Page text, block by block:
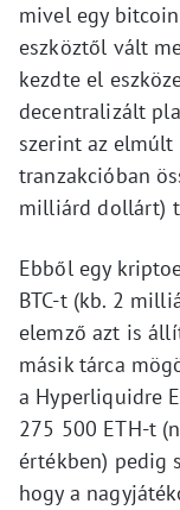
mivel egy
eszköztől vált
kezdte el
decentralizált
szerint az
tranzakcióban
milliárd dollárt)
Ebből egy
BTC-t (kb. 2
elemző azt is
másik tárca
a Hyperliquidre
275 500 ETH-t
értékben) pedig
hogy a